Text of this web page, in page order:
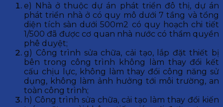
e) Nhà ở thuộc dự án phát triển đô thị, dự án
phát triển nhà ở có quy mô dưới 7 tầng và tổng
diện tích sàn dưới 500m2 có quy hoạch chi tiết
1/500 đã được cơ quan nhà nước có thẩm quyền
phê duyệt;
g) Công trình sửa chữa, cải tạo, lắp đặt thiết bị
bên trong công trình không làm thay đổi kết
cấu chịu lực, không làm thay đổi công năng sử
dụng, không làm ảnh hưởng tới môi trường, an
toàn công trình;
h) Công trình sửa chữa, cải tạo làm thay đổi kiến